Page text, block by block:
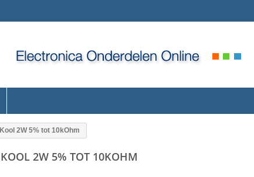
Kool 2W 5% tot 10kOhm
KOOL 2W 5% TOT 10KOHM